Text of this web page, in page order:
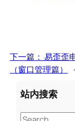
下一篇： 易歪歪
（窗口管理篇）
站内搜索
S